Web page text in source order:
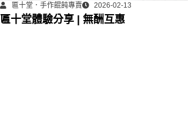
匾十堂．手作餛飩專賣 2026-02-13
匾十堂體驗分享 | 無酬互惠